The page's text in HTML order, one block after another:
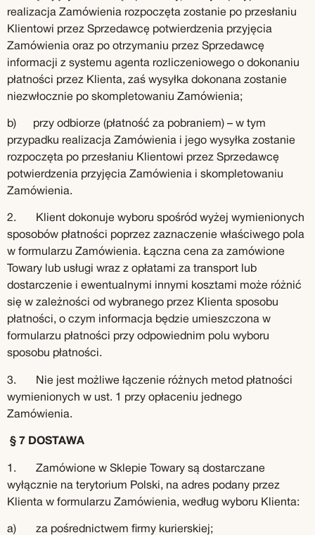
realizacja Zamówienia rozpoczęta zostanie po przesłaniu
Klientowi przez Sprzedawcę potwierdzenia przyjęcia
Zamówienia oraz po otrzymaniu przez Sprzedawcę
informacji z systemu agenta rozliczeniowego o dokonaniu
płatności przez Klienta, zaś wysyłka dokonana zostanie
niezwłocznie po skompletowaniu Zamówienia;
b) przy odbiorze (płatność za pobraniem) – w tym
przypadku realizacja Zamówienia i jego wysyłka zostanie
rozpoczęta po przesłaniu Klientowi przez Sprzedawcę
potwierdzenia przyjęcia Zamówienia i skompletowaniu
Zamówienia.
2. Klient dokonuje wyboru spośród wyżej wymienionych
sposobów płatności poprzez zaznaczenie właściwego pola
w formularzu Zamówienia. Łączna cena za zamówione
Towary lub usługi wraz z opłatami za transport lub
dostarczenie i ewentualnymi innymi kosztami może różnić
się w zależności od wybranego przez Klienta sposobu
płatności, o czym informacja będzie umieszczona w
formularzu płatności przy odpowiednim polu wyboru
sposobu płatności.
3. Nie jest możliwe łączenie różnych metod płatności
wymienionych w ust. 1 przy opłaceniu jednego
Zamówienia.
§ 7 DOSTAWA
1. Zamówione w Sklepie Towary są dostarczane
wyłącznie na terytorium Polski, na adres podany przez
Klienta w formularzu Zamówienia, według wyboru Klienta:
a) za pośrednictwem firmy kurierskiej;